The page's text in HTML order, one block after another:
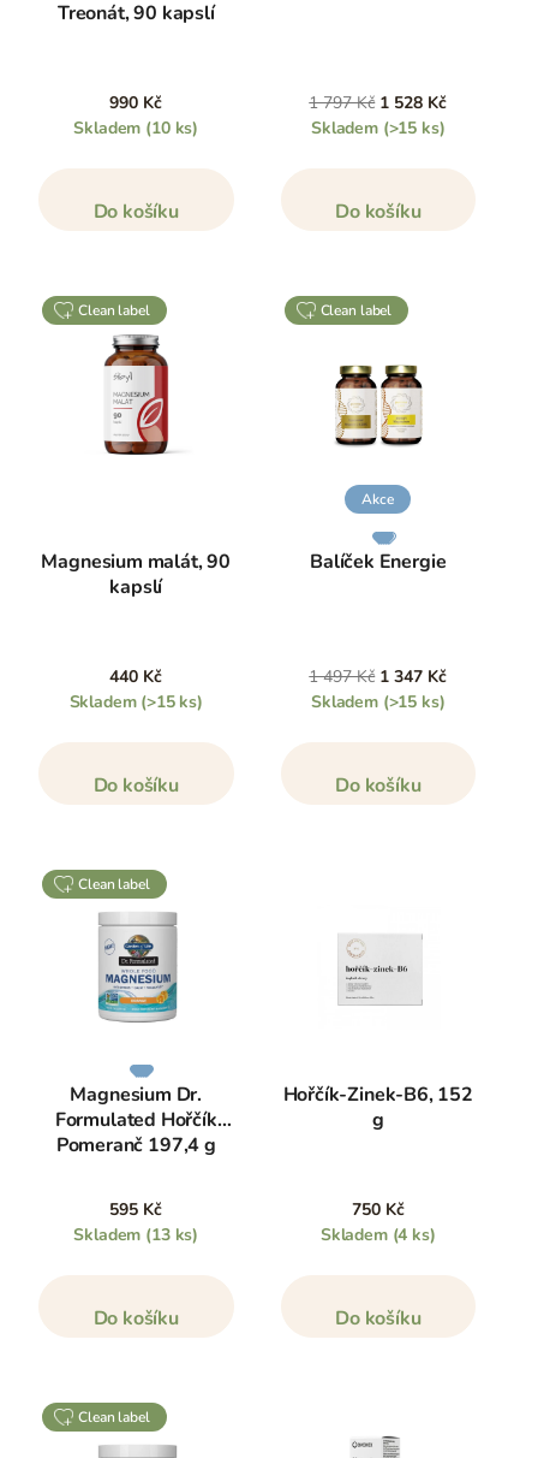
Treonát, 90 kapslí
990 Kč
Skladem (10 ks)
Do košíku
1 797 Kč 1 528 Kč
Skladem (>15 ks)
Do košíku
clean label
Magnesium malát, 90
kapslí
440 Kč
Skladem (>15 ks)
Do košíku
clean label
Akce
Balíček Energie
1 497 Kč 1 347 Kč
Skladem (>15 ks)
Do košíku
clean label
Magnesium Dr.
Formulated Hořčík
Pomeranč 197,4 g
595 Kč
Skladem (13 ks)
Do košíku
Hořčík-Zinek-B6, 152
g
750 Kč
Skladem (4 ks)
Do košíku
clean label